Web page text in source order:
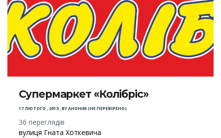
Супермаркет «Колібріс»
17 ЛЮТОГО , 2015,BYАНОНІМ (НЕ ПЕРЕВІРЕНО)
36 переглядів
вулиця Гната Хоткевича